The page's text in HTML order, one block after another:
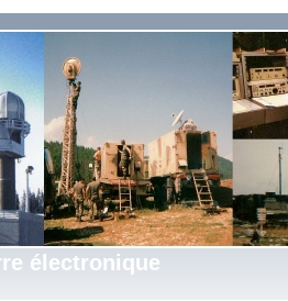
électronique